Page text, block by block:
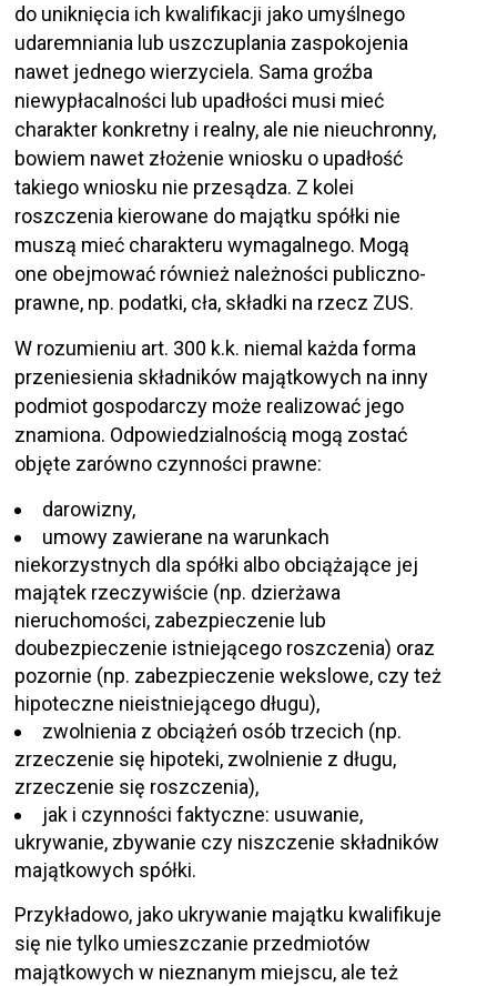
do uniknięcia ich kwalifikacji jako umyślnego
udaremniania lub uszczuplania zaspokojenia
nawet jednego wierzyciela. Sama groźba
niewypłacalności lub upadłości musi mieć
charakter konkretny i realny, ale nie nieuchronny,
bowiem nawet złożenie wniosku o upadłość
takiego wniosku nie przesądza. Z kolei
roszczenia kierowane do majątku spółki nie
muszą mieć charakteru wymagalnego. Mogą
one obejmować również należności publiczno-
prawne, np. podatki, cła, składki na rzecz ZUS.
W rozumieniu art. 300 k.k. niemal każda forma
przeniesienia składników majątkowych na inny
podmiot gospodarczy może realizować jego
znamiona. Odpowiedzialnością mogą zostać
objęte zarówno czynności prawne:
darowizny,
umowy zawierane na warunkach
niekorzystnych dla spółki albo obciążające jej
majątek rzeczywiście (np. dzierżawa
nieruchomości, zabezpieczenie lub
doubezpieczenie istniejącego roszczenia) oraz
pozornie (np. zabezpieczenie wekslowe, czy też
hipoteczne nieistniejącego długu),
zwolnienia z obciążeń osób trzecich (np.
zrzeczenie się hipoteki, zwolnienie z długu,
zrzeczenie się roszczenia),
jak i czynności faktyczne: usuwanie,
ukrywanie, zbywanie czy niszczenie składników
majątkowych spółki.
Przykładowo, jako ukrywanie majątku kwalifikuje
się nie tylko umieszczanie przedmiotów
majątkowych w nieznanym miejscu, ale też